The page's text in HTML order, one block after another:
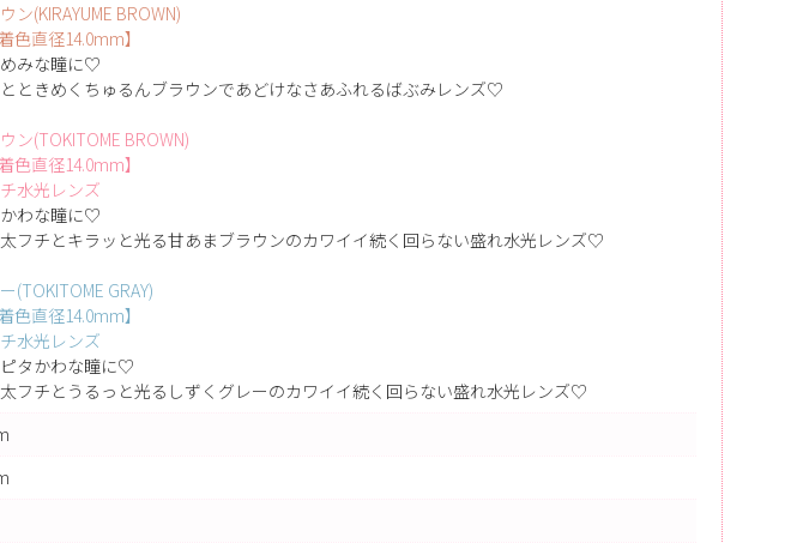
(KIRAYUME BROWN)
色直径14.0mm】
みな瞳に♡
ときめくちゅるんブラウンであどけなさあふれるばぶみレンズ♡
ン(TOKITOME BROWN)
色直径14.0mm】
水光レンズ
わな瞳に♡
フチとキラッと光る甘あまブラウンのカワイイ続く回らない盛れ水光レンズ♡
GRAY)
色直径14.0mm】
水光レンズ
タかわな瞳に♡
フチとうるっと光るしずくグレーのカワイイ続く回らない盛れ水光レンズ♡